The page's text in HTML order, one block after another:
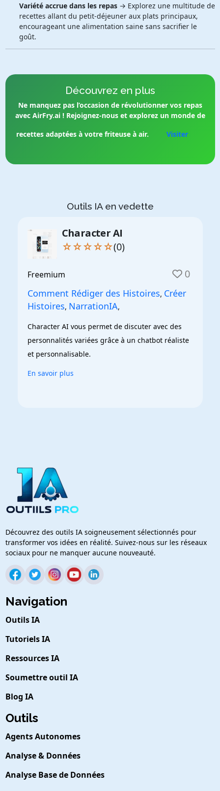
Variété accrue dans les repas→ Explorez une multitude de
recettes allant du petit-déjeuner aux plats principaux,
encourageant une alimentation saine sans sacrifier le
goût.
Découvrez en plus
Ne manquez pas l’occasion de révolutionner vos repas
avec AirFry.ai ! Rejoignez-nous et explorez un monde de
recettes adaptées à votre friteuse à air.
Visiter
Outils IA en vedette
Character AI
☆☆☆☆☆(0)
Freemium 0
Comment Rédiger des Histoires, Créer
Histoires, NarrationIA,
Character AI vous permet de discuter avec des
personnalités variées grâce à un chatbot réaliste
et personnalisable.
En savoir plus
Découvrez des outils IA soigneusement sélectionnés pour
transformer vos idées en réalité. Suivez-nous sur les réseaux
sociaux pour ne manquer aucune nouveauté.
Navigation
Outils IA
Tutoriels IA
Ressources IA
Soumettre outil IA
Blog IA
Outils
Agents Autonomes
Analyse & Données
Analyse Base de Données